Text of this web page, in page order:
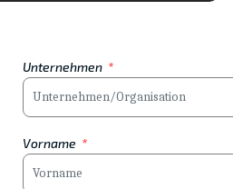
Unternehmen
Vorname